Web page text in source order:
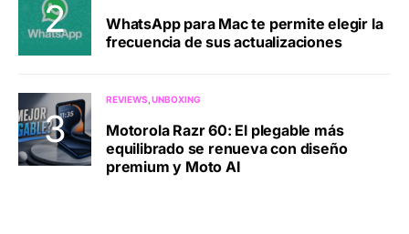
WhatsApp para Mac te permite elegir la
frecuencia de sus actualizaciones
REVIEWS UNBOXING
Motorola Razr 60: El plegable más
equilibrado se renueva con diseño
premium y Moto AI